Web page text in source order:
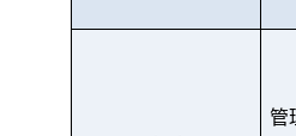
管